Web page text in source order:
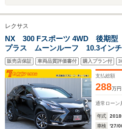
レクサス
NX 300 Fスポーツ 4WD 後期型
プラス ムーンルーフ 10.3イン
ナビTV サイド/バックカメラ 角
プ BSM シートヒーター/ベンチ
ーター
販売店保証 車両品質評価書付 購入プラン付
支払総額
288万円
通常ローン
年式 2018
車検
'27/